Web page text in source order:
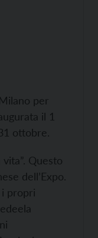
per
il 1
ottobre.
Questo
dell’Expo.
i propri